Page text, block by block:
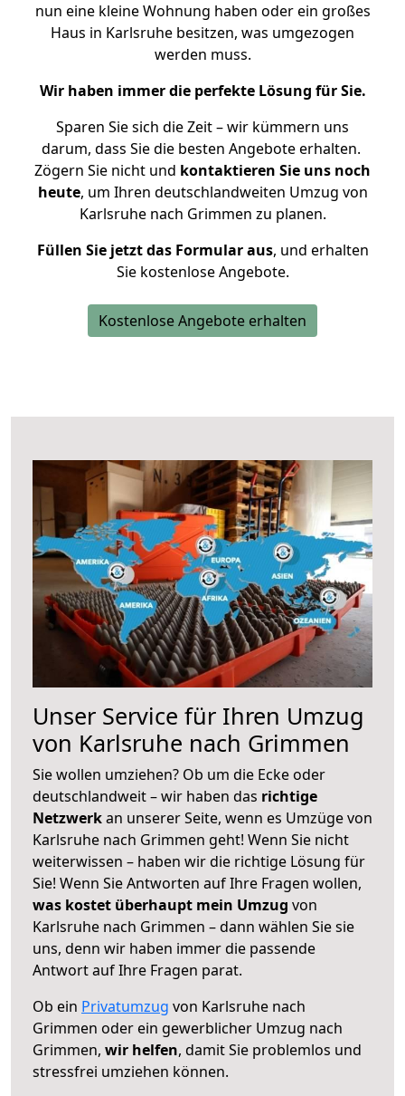
nun eine kleine Wohnung haben oder ein großes
Haus in Karlsruhe besitzen, was umgezogen
werden muss.
Wir haben immer die perfekte Lösung für Sie.
Sparen Sie sich die Zeit – wir kümmern uns
darum, dass Sie die besten Angebote erhalten.
Zögern Sie nicht und kontaktieren Sie uns noch
heute, um Ihren deutschlandweiten Umzug von
Karlsruhe nach Grimmen zu planen.
Füllen Sie jetzt das Formular aus, und erhalten
Sie kostenlose Angebote.
Kostenlose Angebote erhalten
Unser Service für Ihren Umzug
von Karlsruhe nach Grimmen
Sie wollen umziehen? Ob um die Ecke oder
deutschlandweit – wir haben das richtige
Netzwerkan unserer Seite, wenn es Umzüge von
Karlsruhe nach Grimmen geht! Wenn Sie nicht
weiterwissen – haben wir die richtige Lösung für
Sie! Wenn Sie Antworten auf Ihre Fragen wollen,
was kostet überhaupt mein Umzug von
Karlsruhe nach Grimmen – dann wählen Sie sie
uns, denn wir haben immer die passende
Antwort auf Ihre Fragen parat.
Ob ein Privatumzug von Karlsruhe nach
Grimmen oder ein gewerblicher Umzug nach
Grimmen, wir helfen, damit Sie problemlos und
stressfrei umziehen können.